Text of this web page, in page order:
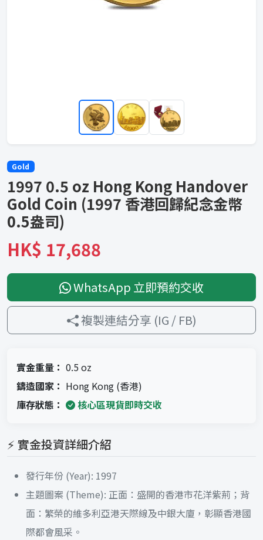
Gold
1997 0.5 oz Hong Kong Handover
Gold Coin (1997 香港回歸紀念金幣
0.5盎司)
HK$ 17,688
WhatsApp 立即預約交收
複製連結分享 (IG / FB)
實金重量： 0.5 oz
鑄造國家： Hong Kong (香港)
庫存狀態：
核心區現貨即時交收
⚡ 實金投資詳細介紹
發行年份 (Year): 1997
主題圖案 (Theme): 正面：盛開的香港市花洋紫荊；背
面：繁榮的維多利亞港天際線及中銀大廈，彰顯香港國
際都會風采。